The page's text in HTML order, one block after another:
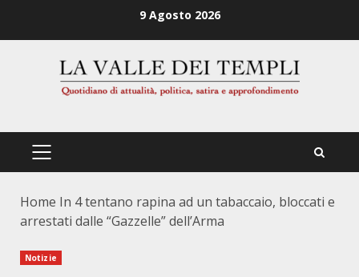
9 Agosto 2026
PRIMÄRES
Home In 4 tentano rapina ad un tabaccaio, bloccati e
arrestati dalle “Gazzelle” dell’Arma
Notizie